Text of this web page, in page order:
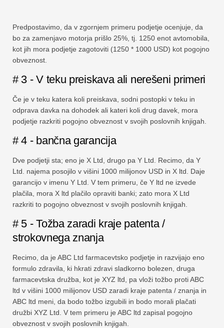
Predpostavimo, da v zgornjem primeru podjetje ocenjuje, da
bo za zamenjavo motorja prišlo 25%, tj. 1250 enot avtomobila,
kot jih mora podjetje zagotoviti (1250 * 1000 USD) kot pogojno
obveznost.
# 3 - V teku preiskava ali nerešeni primeri
Če je v teku katera koli preiskava, sodni postopki v teku in
odprava davka na dohodek ali kateri koli drug davek, mora
podjetje razkriti pogojno obveznost v svojih poslovnih knjigah.
# 4 - bančna garancija
Dve podjetji sta; eno je X Ltd, drugo pa Y Ltd. Recimo, da Y
Ltd. najema posojilo v višini 1000 milijonov USD in X ltd. Daje
garancijo v imenu Y Ltd. V tem primeru, če Y ltd ne izvede
plačila, mora X ltd plačilo opraviti banki; zato mora X Ltd
razkriti to pogojno obveznost v svojih poslovnih knjigah.
# 5 - Tožba zaradi kraje patenta /
strokovnega znanja
Recimo, da je ABC Ltd farmacevtsko podjetje in razvijajo eno
formulo zdravila, ki hkrati zdravi sladkorno bolezen, druga
farmacevtska družba, kot je XYZ ltd, pa vloži tožbo proti ABC
ltd v višini 1000 milijonov USD zaradi kraje patenta / znanja in
ABC ltd meni, da bodo tožbo izgubili in bodo morali plačati
družbi XYZ Ltd. V tem primeru je ABC ltd zapisal pogojno
obveznost v svojih poslovnih knjigah.